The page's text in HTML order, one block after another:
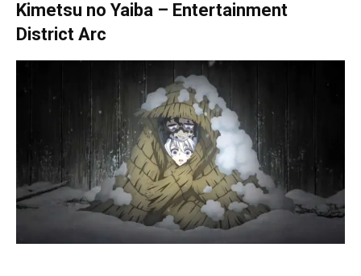
Kimetsu no Yaiba – Entertainment
District Arc